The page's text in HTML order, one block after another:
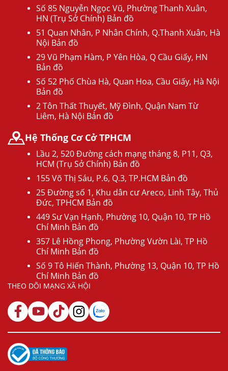
Số 85 Nguyễn Ngọc Vũ, Phường Thanh Xuân,
HN (Trụ Sở Chính) Bản đồ
51 Quan Nhân, P Nhân Chính, Q.Thanh Xuân, Hà
Nội Bản đồ
29 Vũ Phạm Hàm, P Yên Hòa, Q Cầu Giấy, HN
Bản đồ
Số 52 Phố Chùa Hà, Quan Hoa, Cầu Giấy, Hà Nội
Bản đồ
2 Tôn Thất Thuyết, Mỹ Đình, Quận Nam Từ
Liêm, Hà Nội Bản đồ
Hệ Thống Cơ Cở TPHCM
Lầu 2, 520 Đường cách mạng tháng 8, P11, Q3,
HCM (Trụ Sở Chính) Bản đồ
155 Võ Thị Sáu, P.6, Q.3, TP.HCM Bản đồ
25 Đường số 1, Khu dân cư Areco, Linh Tây, Thủ
Đức, TPHCM Bản đồ
449 Sư Vạn Hạnh, Phường 10, Quận 10, TP Hồ
Chí Minh Bản đồ
357 Lê Hồng Phong, Phường Vườn Lài, TP Hồ
Chí Minh Bản đồ
Số 9 Tô Hiến Thành, Phường 13, Quận 10, TP Hồ
Chí Minh Bản đồ
THEO DÕI MẠNG XÃ HỘI